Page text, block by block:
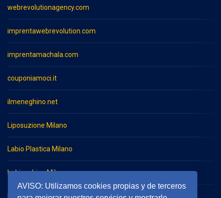
AVISO: Utilizamos cookies propias y de terceros
webrevolutionagency.com
imprentawebrevolution.com
imprentamachala.com
couponiamoci.it
ilmeneghino.net
Liposuzione Milano
Labio Plastica Milano
Imbianchino Milano
Impresa di pulizie Milano